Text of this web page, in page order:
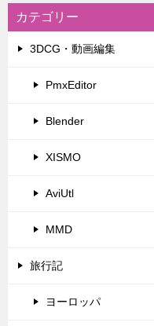
カテゴリー
3DCG・動画編集
PmxEditor
Blender
XISMO
AviUtl
MMD
旅行記
ヨーロッパ